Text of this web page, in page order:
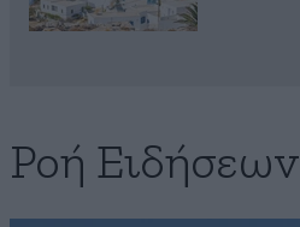
Ροή Ειδήσεων